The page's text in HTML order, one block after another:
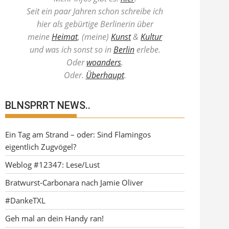
Seit ein paar Jahren schon schreibe ich
hier als gebürtige Berlinerin über
meineHeimat, (meine) Kunst& Kultur
und was ich sonst so inBerlinerlebe.
Oderwoanders.
Oder. Überhaupt.
BLNSPRRT NEWS..
Ein Tag am Strand – oder: Sind Flamingos
eigentlich Zugvögel?
Weblog #12347: Lese/Lust
Bratwurst-Carbonara nach Jamie Oliver
#DankeTXL
Geh mal an dein Handy ran!